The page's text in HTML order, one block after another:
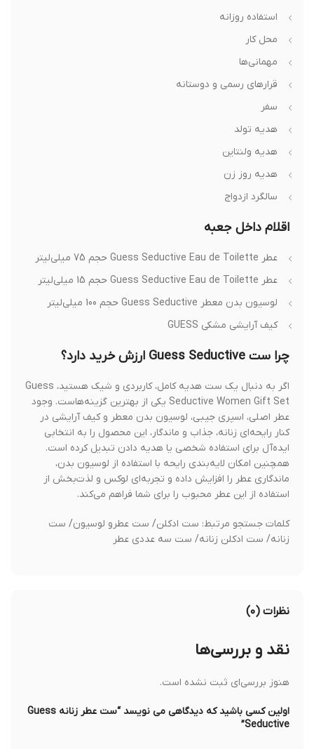
استفاده روزانه
محل کار
مهمانی‌ها
قرارهای رسمی و دوستانه
سفر
هدیه تولد
هدیه ولنتاین
هدیه روز زن
سالگرد ازدواج
اقلام داخل جعبه
عطر Guess Seductive Eau de Toilette حجم 75 میلی‌لیتر
عطر Guess Seductive Eau de Toilette حجم 15 میلی‌لیتر
لوسیون بدن معطر Guess Seductive حجم 100 میلی‌لیتر
کیف آرایشی مشکی GUESS
چرا ست Guess Seductive ارزش خرید دارد؟
اگر به دنبال یک ست هدیه کامل، کاربردی و شیک هستید، Guess
Seductive Women Gift Set یکی از بهترین گزینه‌هاست. وجود
عطر اصلی، اسپری جیبی، لوسیون بدن معطر و کیف آرایشی در
کنار رایحه‌ای زنانه، جذاب و ماندگار، این محصول را به انتخابی
ایده‌آل برای استفاده شخصی یا هدیه دادن تبدیل کرده است.
همچنین امکان لایه‌بندی رایحه با استفاده از لوسیون بدن،
ماندگاری عطر را افزایش داده و تجربه‌ای لوکس و لذت‌بخش از
استفاده از این عطر محبوب را برای شما فراهم می‌کند.
کلمات جستجو مرتبط: ست ادکلن/ ست عطرو لوسیون/ ست
زنانه/ ست ادکلن زنانه/ ست سه عددی عطر
نظرات (۰)
نقد و بررسی‌ها
هنوز بررسی‌ای ثبت نشده است.
اولین کسی باشید که دیدگاهی می نویسد “ست عطر زنانه Guess
Seductive”